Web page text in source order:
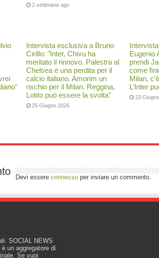
2 settimane ago
Intervista esclusiva a Bruno
Cirillo: "Inter, Chivu ha
meritato il rinnovo. Palestra al
Chelsea è una perdita per il
calcio italiano. Amorim un
rischio per il Milan. Reggina,
Lotito può essere la svolta”
25 Giugno 2026
Eugenio
prendi
come
Milan,
L’Inter
23
Devi essere connessoper inviare un commento.
SOCIAL NEWS
un aggregatore di
Se vuoi